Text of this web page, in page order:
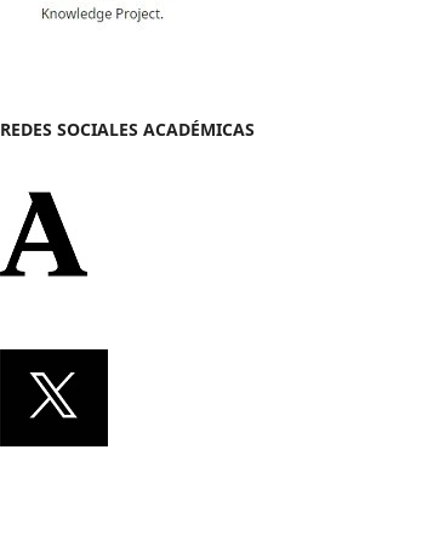
REDES SOCIALES ACADÉMICAS